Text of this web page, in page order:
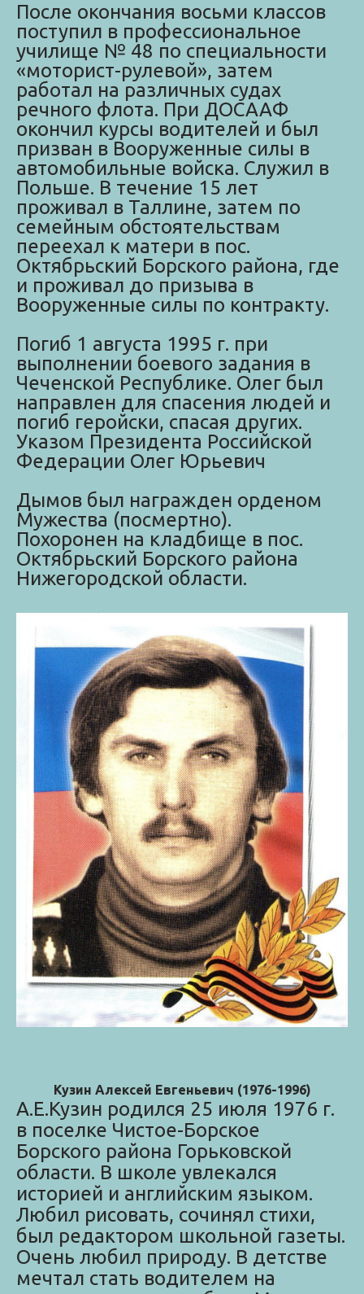
После окончания восьми классов
поступил в профессиональное
училище № 48 по специальности
«моторист-рулевой», затем
работал на различных судах
речного флота. При ДОСААФ
окончил курсы водителей и был
призван в Вооруженные силы в
автомобильные войска. Служил в
Польше. В течение 15 лет
проживал в Таллине, затем по
семейным обстоятельствам
переехал к матери в пос.
Октябрьский Борского района, где
и проживал до призыва в
Вооруженные силы по контракту.
Погиб 1 августа 1995 г. при
выполнении боевого задания в
Чеченской Республике. Олег был
направлен для спасения людей и
погиб геройски, спасая других.
Указом Президента Российской
Федерации Олег Юрьевич
Дымов был награжден орденом
Мужества (посмертно).
Похоронен на кладбище в пос.
Октябрьский Борского района
Нижегородской области.
Кузин Алексей Евгеньевич (1976-1996)
А.Е.Кузин родился 25 июля 1976 г.
в поселке Чистое-Борское
Борского района Горьковской
области. В школе увлекался
историей и английским языком.
Любил рисовать, сочинял стихи,
был редактором школьной газеты.
Очень любил природу. В детстве
мечтал стать водителем на